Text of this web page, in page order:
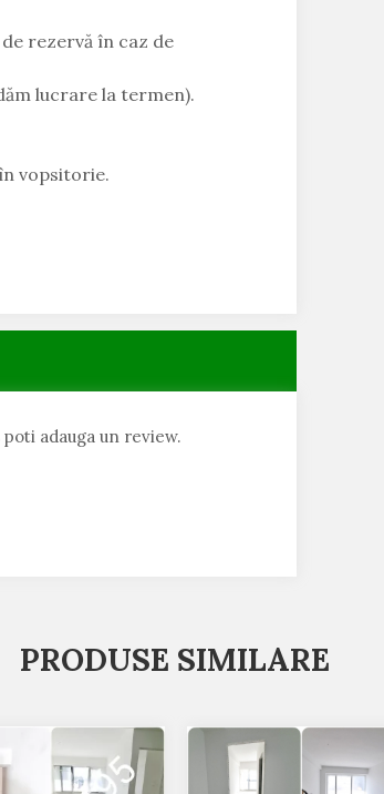
rezervă în caz de
lucrare la termen).
vopsitorie.
adauga un review.
PRODUSE SIMILARE